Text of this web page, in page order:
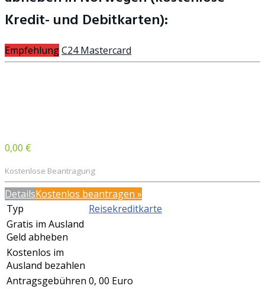
Kredit- und Debitkarten):
EmpfehlungC24 Mastercard
0,00 €
Kostenlose Beantragung
DetailsKostenlos beantragen »
Typ
Reisekreditkarte
Gratis im Ausland
Geld abheben
Kostenlos im
Ausland bezahlen
Antragsgebühren 0, 00 Euro